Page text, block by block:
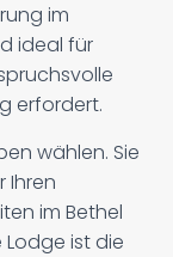
im
ideal für
erfordert.
wählen. Sie
Ihren
im Bethel
Lodge ist die